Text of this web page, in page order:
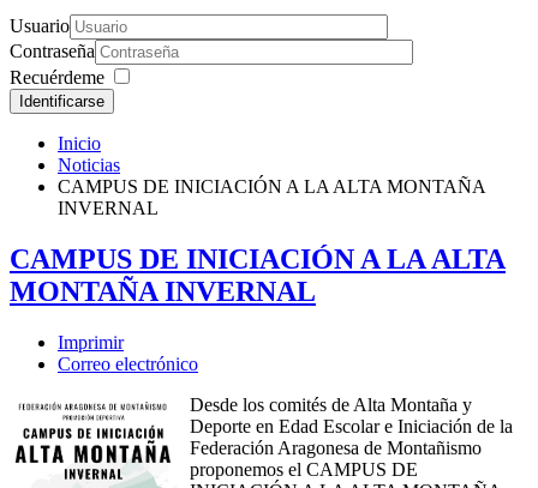
Usuario
Contraseña
Recuérdeme
Identificarse
Inicio
Noticias
CAMPUS DE INICIACIÓN A LA ALTA MONTAÑA
INVERNAL
CAMPUS DE INICIACIÓN A LA ALTA
MONTAÑA INVERNAL
Imprimir
Correo electrónico
Desde los comités de Alta Montaña y
Deporte en Edad Escolar e Iniciación de la
Federación Aragonesa de Montañismo
proponemos el CAMPUS DE